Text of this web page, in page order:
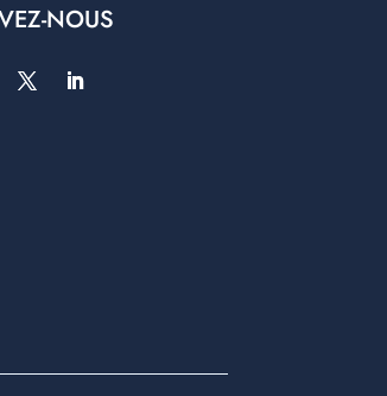
NOUS